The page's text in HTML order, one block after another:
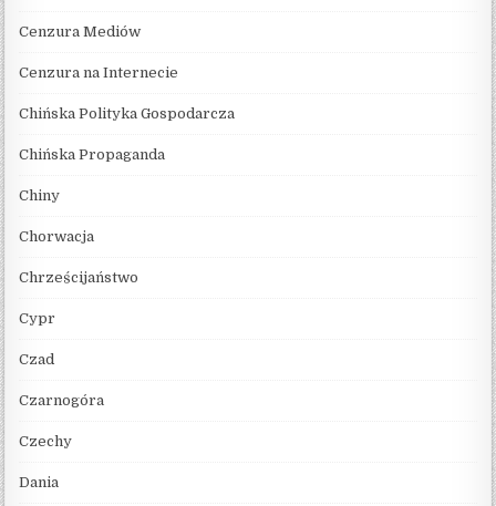
Cenzura Mediów
Cenzura na Internecie
Chińska Polityka Gospodarcza
Chińska Propaganda
Chiny
Chorwacja
Chrześcijaństwo
Cypr
Czad
Czarnogóra
Czechy
Dania